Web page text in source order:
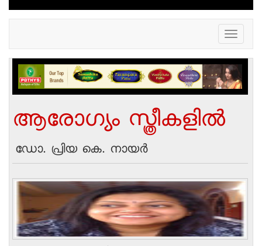
Toggle
navigation
ആരോഗ്യം സ്ത്രീകളില്‍
ഡോ. പ്രിയ കെ. നായര്‍